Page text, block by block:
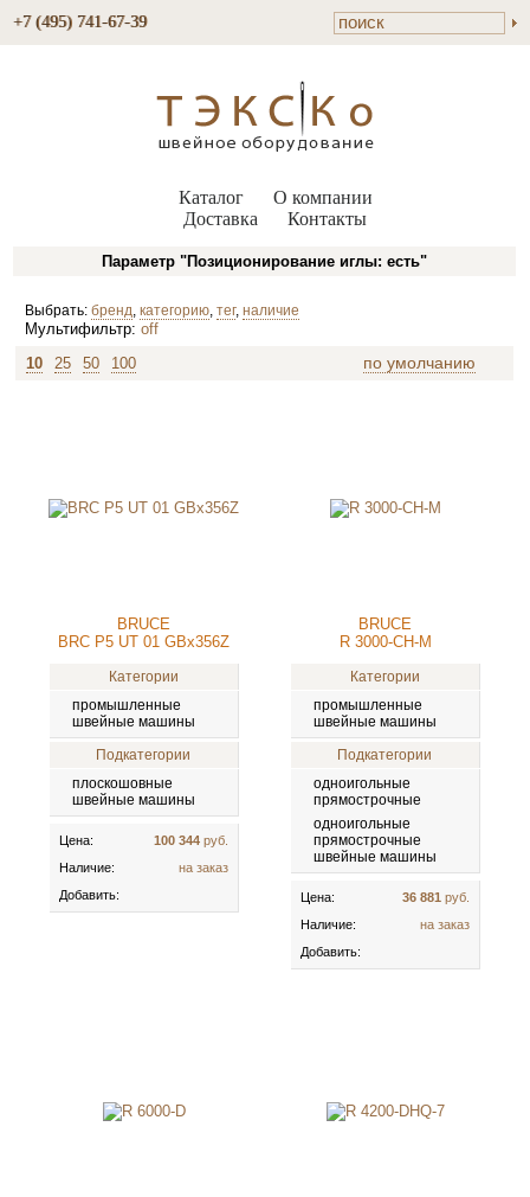
+7 (495) 741-67-39
Каталог
О компании
Доставка
Контакты
Параметр "Позиционирование иглы: есть"
Выбрать:бренд,категорию,тег,наличие
Мультифильтр:off
10
25 50 100 по умолчанию
BRUCE
BRC Р5 UT 01 GBx356Z
Категории
промышленные
швейные машины
Подкатегории
плоскошовные
швейные машины
Цена: 100 344руб.
Наличие:
на заказ
Добавить:
BRUCE
R 3000-СH-M
Категории
промышленные
швейные машины
Подкатегории
одноигольные
прямострочные
одноигольные
прямострочные
швейные машины
Цена: 36 881 руб.
Наличие:
на заказ
Добавить: